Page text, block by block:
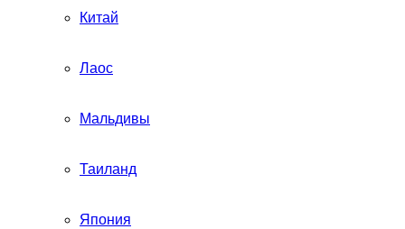
Китай
Лаос
Мальдивы
Таиланд
Япония